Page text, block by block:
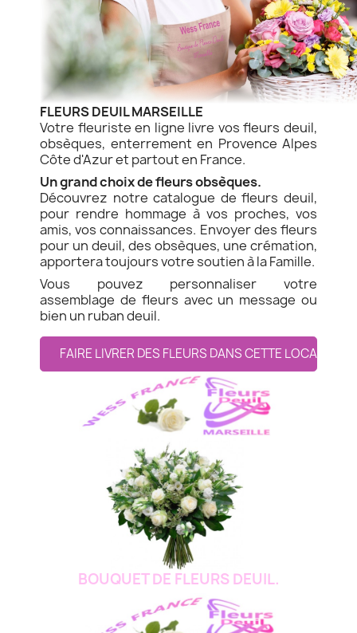
FLEURS DEUIL MARSEILLE
Votre fleuriste en ligne livre vos fleurs deuil,
obsèques, enterrement en Provence Alpes
Côte d'Azur et partout en France.
Un grand choix de fleurs obsèques.
Découvrez notre catalogue de fleurs deuil,
pour rendre hommage à vos proches, vos
amis, vos connaissances. Envoyer des fleurs
pour un deuil, des obsèques, une crémation,
apportera toujours votre soutien à la Famille.
Vous pouvez personnaliser votre
assemblage de fleurs avec un message ou
bien un ruban deuil.
FAIRE LIVRER DES FLEURS DANS CETTE LOCALITE
BOUQUET DE FLEURS DEUIL.